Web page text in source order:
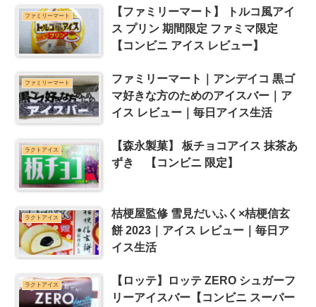
ファミリーマート
【ファミリーマート】 トルコ風アイ
ス プリン 期間限定 ファミマ限定
【コンビニ アイス レビュー】
ファミリーマート
ファミリーマート｜アンデイコ 黒ゴ
マ好きな方のためのアイスバー｜ア
イス レビュー｜毎日アイス生活
ラクトアイス
【森永製菓】 板チョコアイス 抹茶あ
ずき 【コンビニ 限定】
ラクトアイス
桔梗屋監修 雪見だいふく×桔梗信玄
餅 2023｜アイス レビュー｜毎日ア
イス生活
ラクトアイス
【ロッテ】ロッテ ZERO シュガーフ
リーアイスバー【コンビニ スーパー